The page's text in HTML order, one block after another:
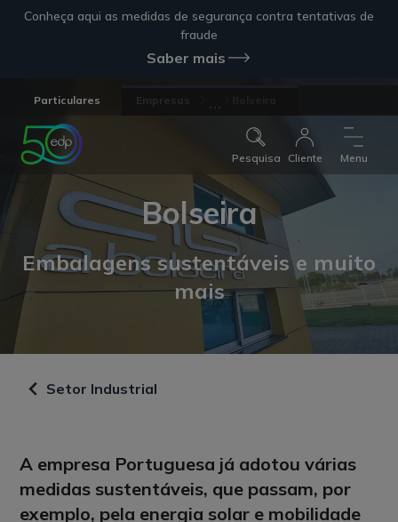
Conheça aqui as medidas de segurança contra tentativas de
fraude
Saber mais
Particulares
Pesquisa Cliente Menu
Bolseira
Embalagens sustentáveis e muito
mais
Setor Industrial
A empresa Portuguesa já adotou várias
medidas sustentáveis, que passam, por
exemplo, pela energia solar e mobilidade